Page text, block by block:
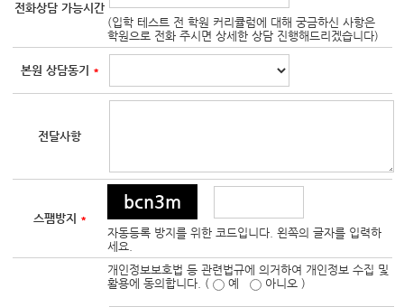
전화상담 가능시간
(입학 테스트 전 학원 커리큘럼에 대해 궁금하신 사항은
학원으로 전화 주시면 상세한 상담 진행해드리겠습니다)
본원 상담동기 *
전달사항
스팸방지 *
bcn3m
자동등록 방지를 위한 코드입니다. 왼쪽의 글자를 입력하
세요.
개인정보보호법 등 관련법규에 의거하여 개인정보 수집 및
활용에 동의합니다. (
예 아니오 )